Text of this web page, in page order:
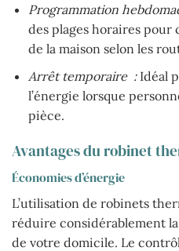
Programmation
des plages horaires
de la maison selon les
Arrêt temporaire :Idéal
l’énergie lorsque
pièce.
Avantages du robinet
Économies d’énergie
L’utilisation de robinets
réduire considérablement
de votre domicile. Le